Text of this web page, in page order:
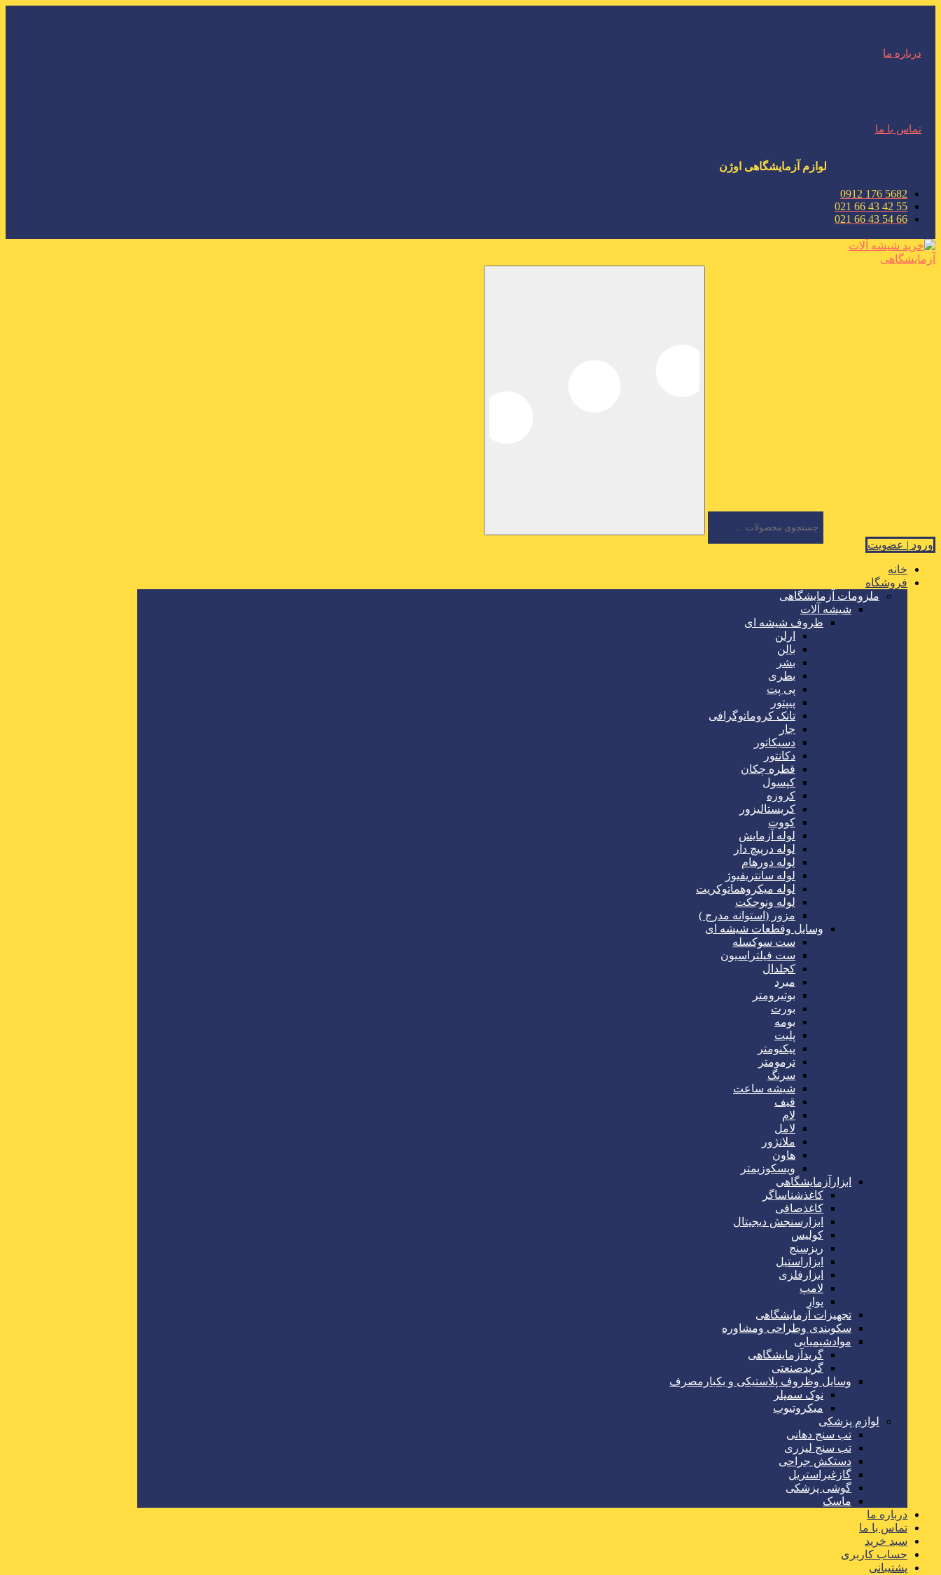
درباره ما
تماس با ما
لوازم آزمایشگاهی اوژن
5682 176 0912
55 42 43 66 021
66 54 43 66 021
ورود | عضویت
خانه
فروشگاه
ملزومات آزمایشگاهی
شیشه آلات
ظروف شیشه ای
ارلن
بالن
بشر
بطری
پی پت
پیپتور
تانک کروماتوگرافی
جار
دسیکاتور
دکانتور
قطره چکان
کپسول
کروزه
کریستالیزور
کووت
لوله آزمایش
لوله درپیچ دار
لوله دورهام
لوله سانتریفیوژ
لوله میکروهماتوکریت
لوله ونوجکت
مزور (استوانه مدرج )
وسایل وقطعات شیشه ای
ست سوکسله
ست فیلتراسیون
کجلدال
مبرد
بوتیرومتر
بورت
بومه
پلیت
پیکنومتر
ترمومتر
سرنگ
شیشه ساعت
قیف
لام
لامل
ملانژور
هاون
ویسکوزیمتر
ابزارآزمایشگاهی
کاغذشناساگر
کاغذصافی
ابزارسنجش دیجیتال
کولیس
ریزسنج
ابزاراستیل
ابزارفلزی
لامپ
پوار
تجهیزات آزمایشگاهی
سکوبندی وطراحی ومشاوره
موادشیمیایی
گریدآزمایشگاهی
گریدصنعتی
وسایل وظروف پلاستیکی و یکبارمصرف
نوک سمپلر
میکروتیوب
لوازم پزشکی
تب سنج دهانی
تب سنج لیزری
دستکش جراحی
گازغیراستریل
گوشی پزشکی
ماسک
درباره ما
تماس با ما
سبد خرید
حساب کاربری
پشتیبانی